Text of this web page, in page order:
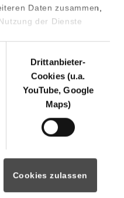
Daten zusammen,
der Dienste
Drittanbieter-
Cookies (u.a.
YouTube, Google
Maps)
Cookies zulassen
praezision.de